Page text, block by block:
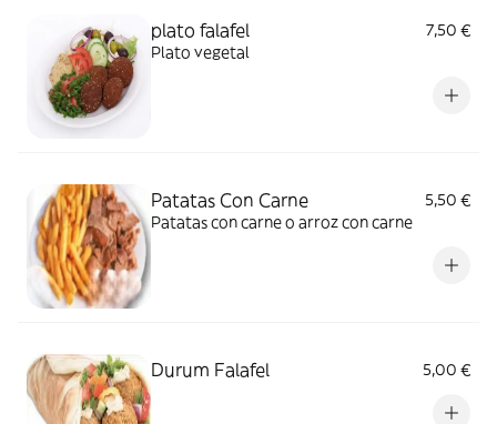
plato falafel
7,50 €
Plato vegetal
Patatas Con Carne
5,50 €
Patatas con carne o arroz con carne
Durum Falafel 5,00 €